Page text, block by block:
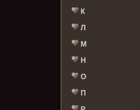
К
Л
М
Н
О
П